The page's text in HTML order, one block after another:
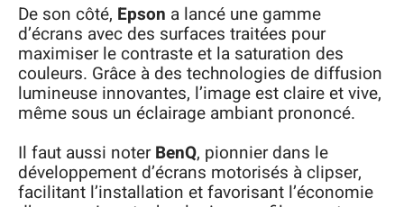
De son côté, Epson a lancé une gamme
d’écrans avec des surfaces traitées pour
maximiser le contraste et la saturation des
couleurs. Grâce à des technologies de diffusion
lumineuse innovantes, l’image est claire et vive,
même sous un éclairage ambiant prononcé.
Il faut aussi noterBenQ, pionnier dans le
développement d’écrans motorisés à clipser,
facilitant l’installation et favorisant l’économie